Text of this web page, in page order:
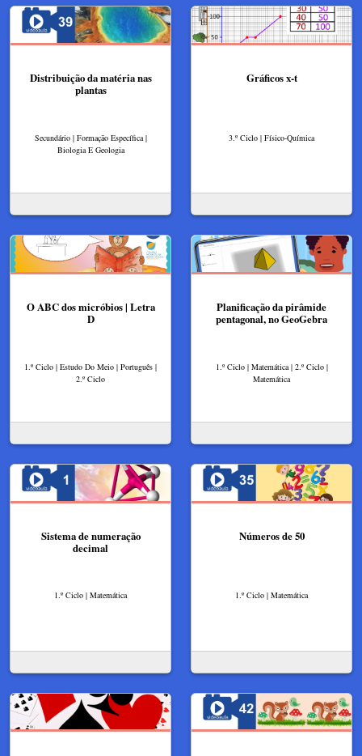
Distribuição da matéria nas
plantas
Secundário | Formação Específica |
Biologia E Geologia
Gráficos x-t
3.º Ciclo | Físico-Química
O ABC dos micróbios | Letra
D
1.º Ciclo | Estudo Do Meio | Português |
2.º Ciclo
Planificação da pirâmide
pentagonal, no GeoGebra
1.º Ciclo | Matemática | 2.º Ciclo |
Matemática
Sistema de numeração
decimal
1.º Ciclo | Matemática
Números de 50
1.º Ciclo | Matemática